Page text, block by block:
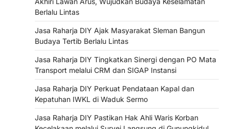
Berlalu Lintas
Jasa Raharja DIY Ajak Masyarakat Sleman Bangun
Budaya Tertib Berlalu Lintas
Jasa Raharja DIY Tingkatkan Sinergi dengan PO Mata
Transport melalui CRM dan SIGAP Instansi
Jasa Raharja DIY Perkuat Pendataan Kapal dan
Kepatuhan IWKL di Waduk Sermo
Jasa Raharja DIY Pastikan Hak Ahli Waris Korban